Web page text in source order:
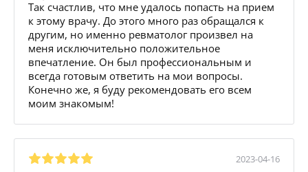
Так счастлив, что мне удалось попасть на прием
к этому врачу. До этого много раз обращался к
другим, но именно ревматолог произвел на
меня исключительно положительное
впечатление. Он был профессиональным и
всегда готовым ответить на мои вопросы.
Конечно же, я буду рекомендовать его всем
моим знакомым!
2023-04-16